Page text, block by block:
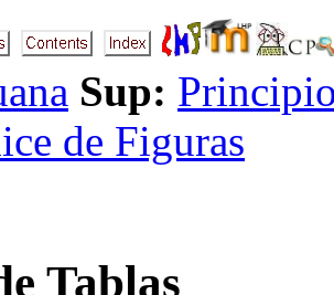
Sup:
de Figuras
Tablas